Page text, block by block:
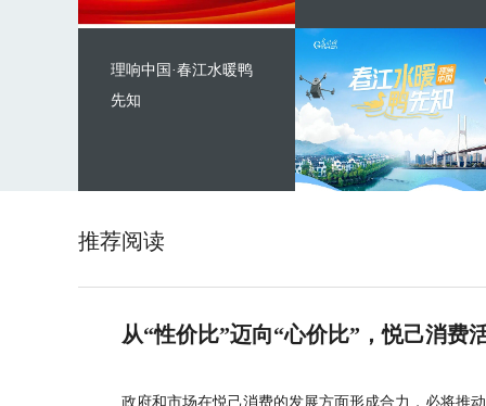
理响中国·春江水暖鸭
先知
推荐阅读
从“性价比”迈向“心价比”，悦己消费
政府和市场在悦己消费的发展方面形成合力，必将推